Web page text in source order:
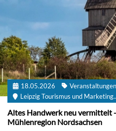
18.05.2026
Veranstaltungen
Leipzig Tourismus und
Altes Handwerk neu vermittelt
Mühlenregion Nordsachsen